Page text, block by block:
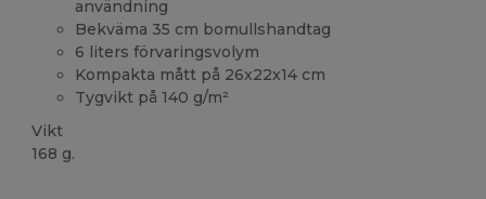
användning
Bekväma 35 cm bomullshandtag
6 liters förvaringsvolym
Kompakta mått på 26x22x14 cm
Tygvikt på 140 g/m²
Vikt
168 g.